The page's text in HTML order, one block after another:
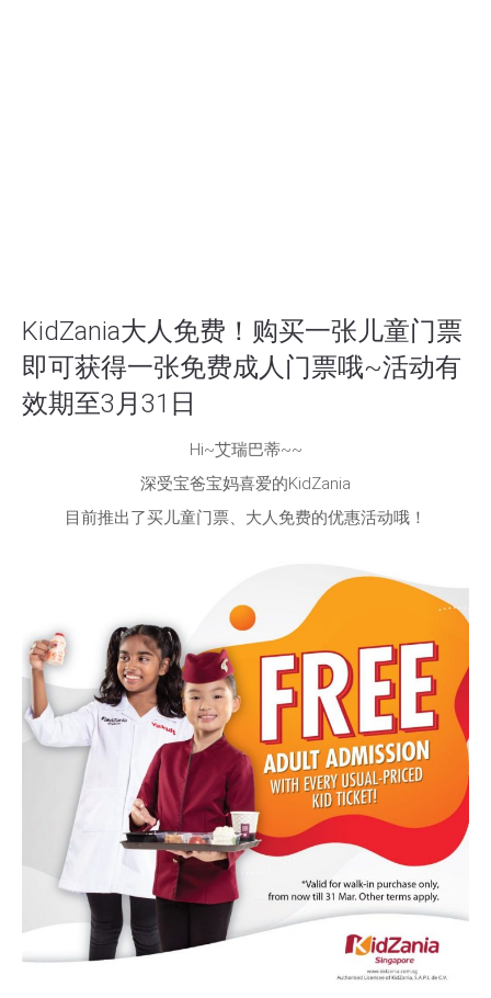
KidZania大人免费！购买一张儿童门票
即可获得一张免费成人门票哦~活动有
效期至3月31日
Hi~艾瑞巴蒂~~
深受宝爸宝妈喜爱的KidZania
目前推出了买儿童门票、大人免费的优惠活动哦！